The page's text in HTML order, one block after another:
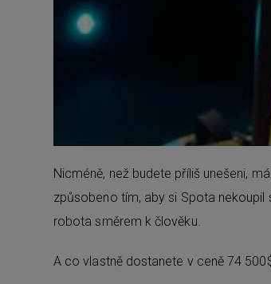
Nicméně, než budete příliš unešeni,
způsobeno tím, aby si Spota nekoupil
robota směrem k člověku.
A co vlastně dostanete v ceně 74